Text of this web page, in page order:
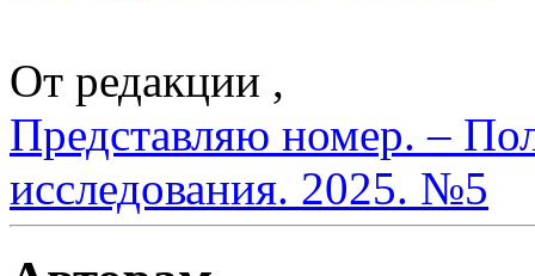
От редакции ,
Представляю номер. –
исследования. 2025. №5